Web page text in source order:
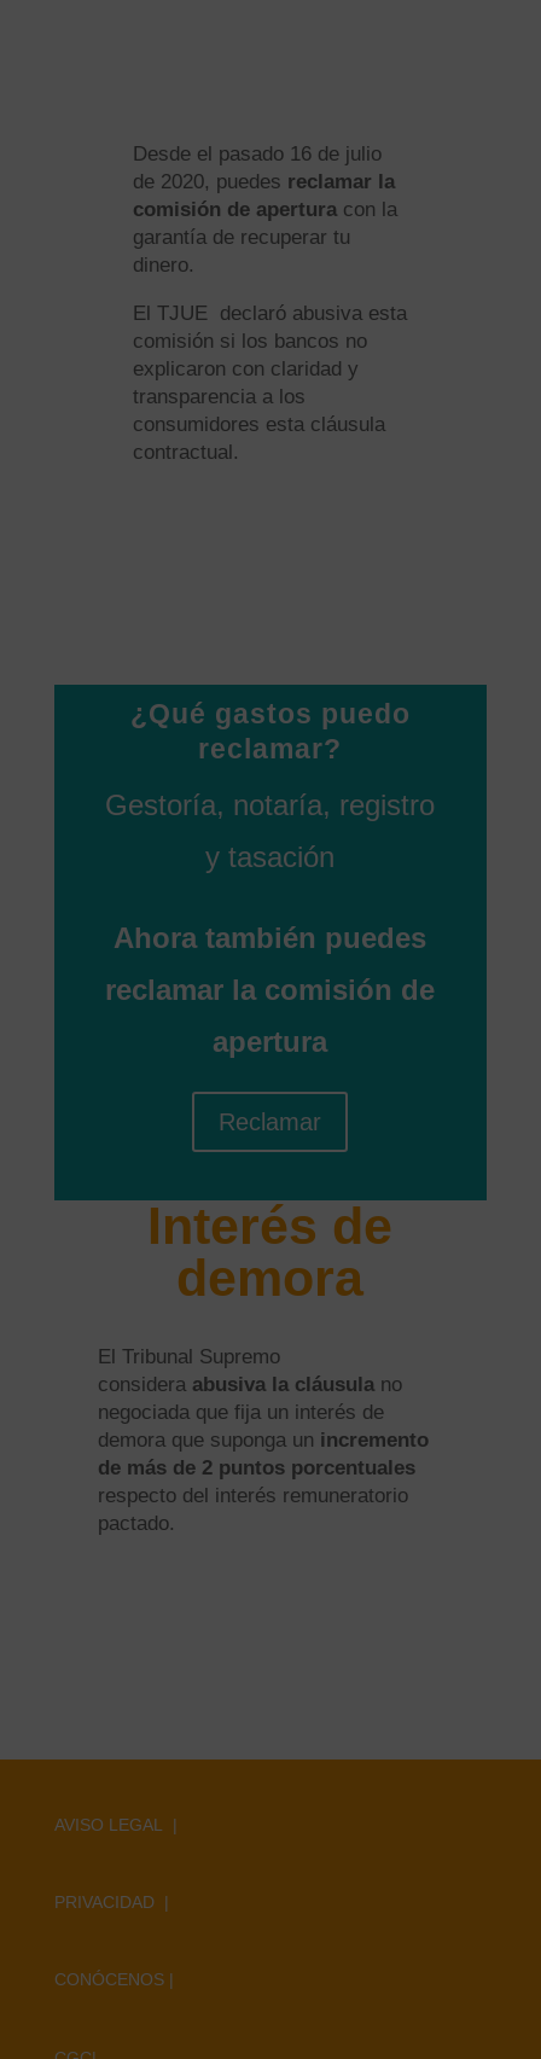
Desde el pasado 16 de julio
de 2020, puedes reclamar la
comisión de aperturacon la
garantía de recuperar tu
dinero.
El TJUE declaró abusiva esta
comisión si los bancos no
explicaron con claridad y
transparencia a los
consumidores esta cláusula
contractual.
¿Qué gastos puedo
reclamar?
Gestoría, notaría, registro
y tasación
Ahora también puedes
reclamar la comisión de
apertura
Reclamar
Interés de
demora
El Tribunal Supremo
considera abusiva la cláusula no
negociada que fija un interés de
demora que suponga un incremento
de más de 2 puntos porcentuales
respecto del interés remuneratorio
pactado.
AVISO LEGAL |
PRIVACIDAD |
CONÓCENOS |